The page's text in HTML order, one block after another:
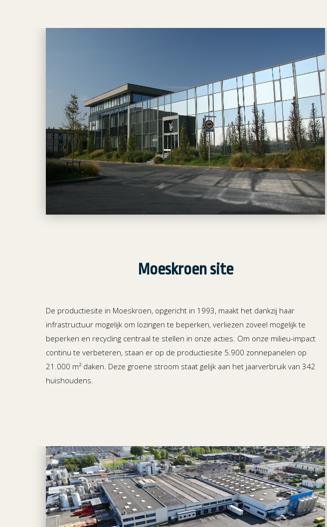
Moeskroen site
De productiesite in Moeskroen, opgericht in 1993, maakt het dankzij haar
infrastructuur mogelijk om lozingen te beperken, verliezen zoveel mogelijk te
beperken en recycling centraal te stellen in onze acties. Om onze milieu-impact
continu te verbeteren, staan er op de productiesite 5.900 zonnepanelen op
21.000 m² daken. Deze groene stroom staat gelijk aan het jaarverbruik van 342
huishoudens.